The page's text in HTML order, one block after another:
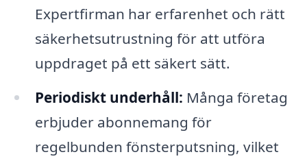
Expertfirman har erfarenhet och rätt
säkerhetsutrustning för att utföra
uppdraget på ett säkert sätt.
Periodiskt underhåll: Många företag
erbjuder abonnemang för
regelbunden fönsterputsning, vilket